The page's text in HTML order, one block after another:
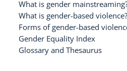
What is gender
What is gender-based violence?
Forms of gender-based
Gender Equality Index
Glossary and Thesaurus